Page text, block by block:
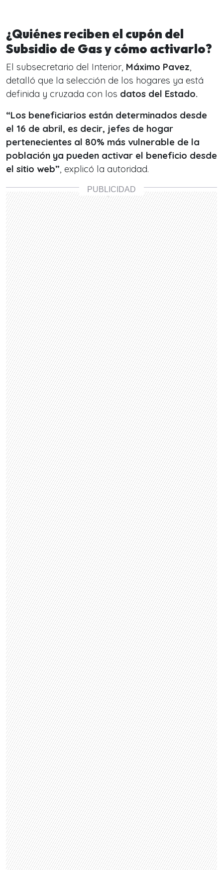
¿Quiénes reciben el cupón del
Subsidio de Gas y cómo activarlo?
El subsecretario del Interior, Máximo Pavez,
detalló que la selección de los hogares ya está
definida y cruzada con los datos del Estado.
“Los beneficiarios están determinados desde
el 16 de abril, es decir, jefes de hogar
pertenecientes al 80% más vulnerable de la
población ya pueden activar el beneficio desde
el sitio web”, explicó la autoridad.